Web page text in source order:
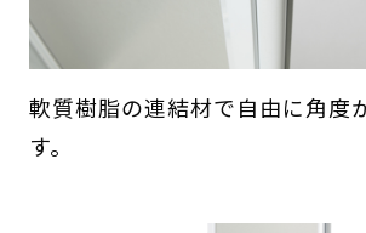
軟質樹脂の連結材で自由に角度
す。